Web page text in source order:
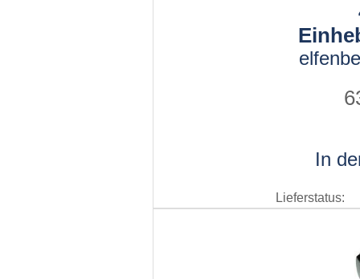
In
Lieferstatus: